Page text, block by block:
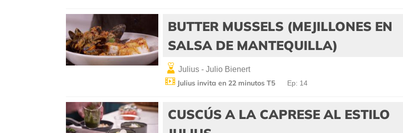
BUTTER MUSSELS (MEJILLONES EN
SALSA DE MANTEQUILLA)
Julius - Julio Bienert
Julius invita en 22 minutos T5 Ep: 14
CUSCÚS A LA CAPRESE AL ESTILO